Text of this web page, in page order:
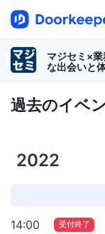
マジセミ×
な出会いと体
過去のイベ
2022
14:00 受付終了